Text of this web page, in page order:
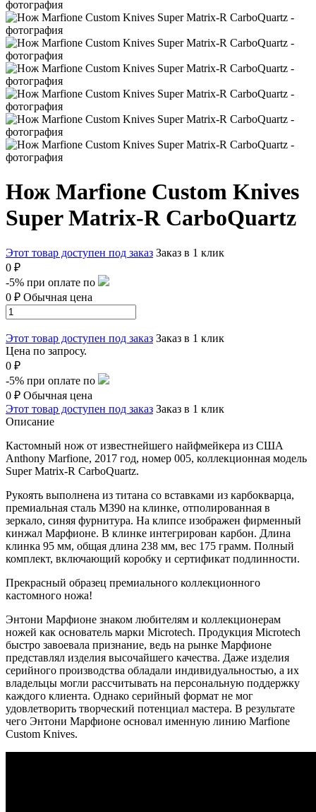
Нож Marfione Custom Knives
Super Matrix-R CarboQuartz
Этот товар доступен под заказ Заказ в 1 клик
0 ₽
-5% при оплате по
0 ₽ Обычная цена
Этот товар доступен под заказ Заказ в 1 клик
Цена по запросу.
0 ₽
-5% при оплате по
0 ₽ Обычная цена
Этот товар доступен под заказ Заказ в 1 клик
Описание
Кастомный нож от известнейшего найфмейкера из США
Anthony Marfione, 2017 год, номер 005, коллекционная модель
SuperMatrix-R CarboQuartz.
Рукоять выполнена из титана со вставками из карбокварца,
премиальная сталь М390 на клинке, отполированная в
зеркало, синяя фурнитура. На клипсе изображен фирменный
кинжал Марфионе. В клинке интегрирован карбон. Длина
клинка 95 мм, общая длина 238 мм, вес 175 грамм. Полный
комплект, включающий коробку и сертификат подлинности.
Прекрасный образец премиального коллекционного
кастомного ножа!
Энтони Марфионе знаком любителям и коллекционерам
ножей как основатель марки Microtech. Продукция Microtech
быстро завоевала признание, ведь на рынке Марфионе
представлял изделия высочайшего качества. Даже изделия
серийного производства обладали индивидуальностью, а их
владельцы могли рассчитывать на персональную поддержку
каждого клиента. Однако серийный формат не мог
удовлетворить творческий потенциал мастера. В результате
чего Энтони Марфионе основал именную линию Marfione
Custom Knives.